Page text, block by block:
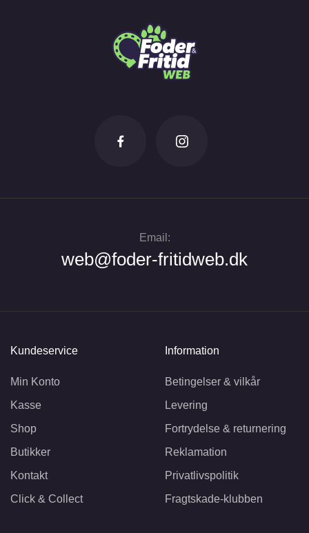
Email:
web@foder-fritidweb.dk
Kundeservice
Min Konto
Kasse
Shop
Butikker
Kontakt
Click & Collect
Information
Betingelser & vilkår
Levering
Fortrydelse & returnering
Reklamation
Privatlivspolitik
Fragtskade-klubben